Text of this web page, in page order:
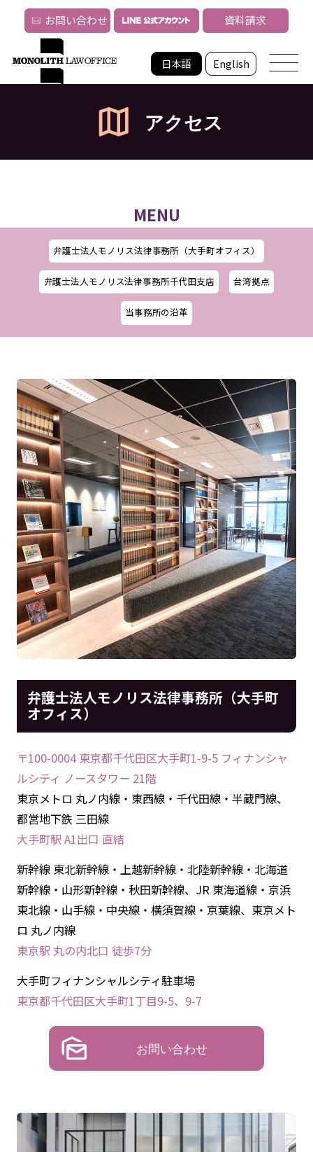
日本語 English
お問い合わせ 資料請求
アクセス
MENU
弁護士法人モノリス法律事務所（大手町オフィス）
弁護士法人モノリス法律事務所千代田支店 台湾拠点
当事務所の沿革
弁護士法人モノリス法律事務所（大手町
オフィス）
〒100-0004 東京都千代田区大手町1-9-5 フィナンシャ
ルシティ ノースタワー 21階
東京メトロ 丸ノ内線・東西線・千代田線・半蔵門線、
都営地下鉄 三田線
大手町駅 A1出口 直結
新幹線 東北新幹線・上越新幹線・北陸新幹線・北海道
新幹線・山形新幹線・秋田新幹線、JR 東海道線・京浜
東北線・山手線・中央線・横須賀線・京葉線、東京メト
ロ 丸ノ内線
東京駅 丸の内北口 徒歩7分
大手町フィナンシャルシティ駐車場
東京都千代田区大手町1丁目9-5、9-7
お問い合わせ